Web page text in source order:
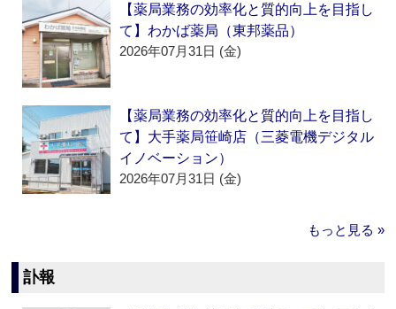
【薬局業務の効率化と質的向上を目指し
て】わかば薬局（東邦薬品）
2026年07月31日 (金)
【薬局業務の効率化と質的向上を目指し
て】大手薬局笹崎店（三菱電機デジタル
イノベーション）
2026年07月31日 (金)
もっと見る »
訃報